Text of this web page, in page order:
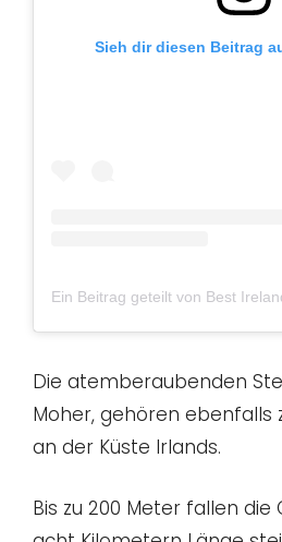
Sieh dir diesen Beitrag
Die atemberaubenden
Moher, gehören ebenfalls
an der Küste Irlands.
Bis zu 200 Meter fallen